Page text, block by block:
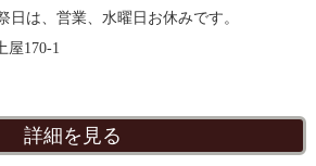
日は、営業、水曜日お休みです。
屋170-1
詳細を見る